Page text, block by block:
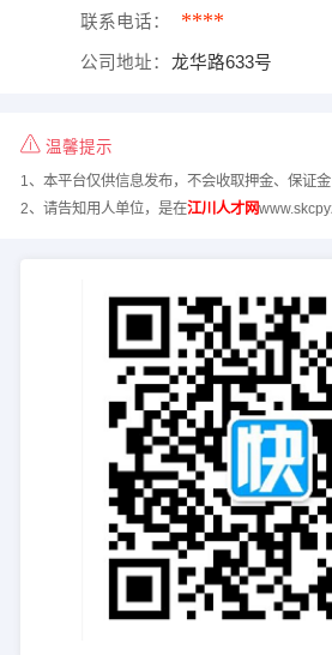
联系电话： ****
公司地址： 龙华路633号
温馨提示
1、本平台仅供信息发布，不会收取押金、保证金
2、请告知用人单位，是在江川人才网